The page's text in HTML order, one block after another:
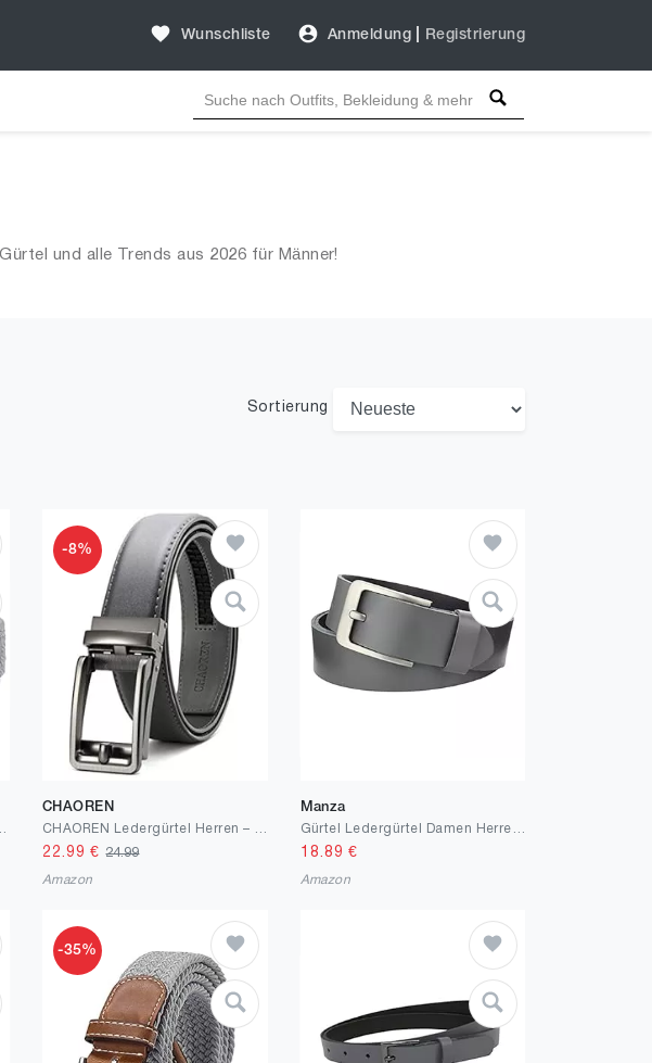
Wunschliste Anmeldung Registrierung
und alle Trends aus 2026 für Männer!
Sortierung
-8%
CHAOREN
22.99 €24.99
Amazon
Manza
18.89 €
Amazon
-35%